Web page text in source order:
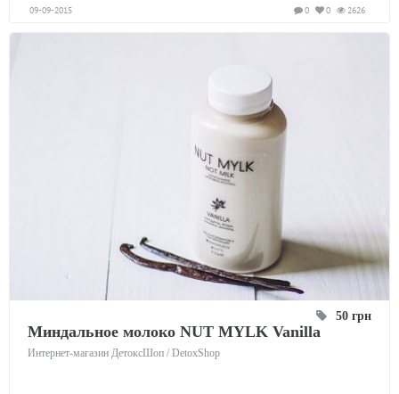
09-09-2015 2626
0
0
50 грн
Миндальное молоко NUT MYLK Vanilla
Интернет-магазин ДетоксШоп / DetoxShop